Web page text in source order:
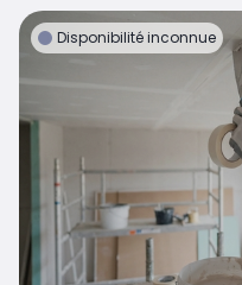
Disponibilité inconnue